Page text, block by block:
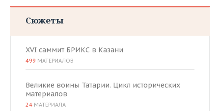
Сюжеты
XVI саммит БРИКС в Казани
499 МАТЕРИАЛОВ
Великие воины Татарии. Цикл исторических
материалов
24 МАТЕРИАЛА